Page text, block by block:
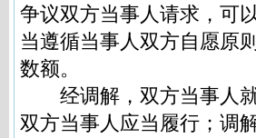
争议双方当事人请求，可
当遵循当事人双方自愿原
数额。
经调解，双方当事人就
双方当事人应当履行；调